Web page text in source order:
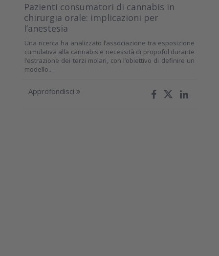
Pazienti consumatori di cannabis in
chirurgia orale: implicazioni per
l’anestesia
Una ricerca ha analizzato l’associazione tra esposizione
cumulativa alla cannabis e necessità di propofol durante
l’estrazione dei terzi molari, con l’obiettivo di definire un
modello...
Approfondisci